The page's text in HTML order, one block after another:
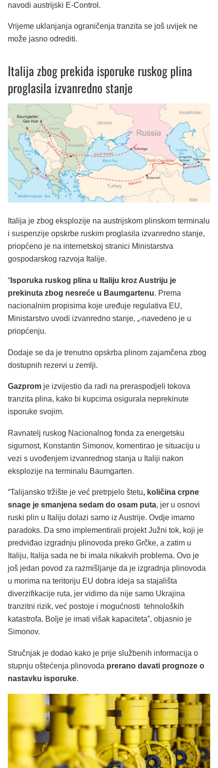
navodi austrijski E-Control.
Vrijeme uklanjanja ograničenja tranzita se još uvijek ne
može jasno odrediti.
Italija zbog prekida isporuke ruskog plina
proglasila izvanredno stanje
Italija je zbog eksplozije na austrijskom plinskom terminalu
i suspenzije opskrbe ruskim proglasila izvanredno stanje,
priopćeno je na internetskoj stranici Ministarstva
gospodarskog razvoja Italije.
“ Isporuka ruskog plina u Italiju kroz Austriju je
prekinuta zbog nesreće u Baumgartenu. Prema
nacionalnim propisima koje uređuje regulativa EU,
Ministarstvo uvodi izvanredno stanje, „-navedeno je u
priopćenju.
Dodaje se da je trenutno opskrba plinom zajamčena zbog
dostupnih rezervi u zemlji.
Gazprom je izvijestio da radi na preraspodjeli tokova
tranzita plina, kako bi kupcima osigurala neprekinute
isporuke svojim.
Ravnatelj ruskog Nacionalnog fonda za energetsku
sigurnost, Konstantin Simonov, komentirao je situaciju u
vezi s uvođenjem izvanrednog stanja u Italiji nakon
eksplozije na terminalu Baumgarten.
“Talijansko tržište je već pretrpjelo štetu, količina crpne
snage je smanjena sedam do osam puta, jer u osnovi
ruski plin u Italiju dolazi samo iz Austrije. Ovdje imamo
paradoks. Da smo implementirali projekt Južni tok, koji je
predviđao izgradnju plinovoda preko Grčke, a zatim u
Italiju, Italija sada ne bi imala nikakvih problema. Ovo je
još jedan povod za razmišljanje da je izgradnja plinovoda
u morima na teritoriju EU dobra ideja sa stajališta
diverzifikacije ruta, jer vidimo da nije samo Ukrajina
tranzitni rizik, već postoje i mogućnosti tehnoloških
katastrofa. Bolje je imati višak kapaciteta”, objasnio je
Simonov.
Stručnjak je dodao kako je prije službenih informacija o
stupnju oštećenja plinovoda prerano davati prognoze o
nastavku isporuke.